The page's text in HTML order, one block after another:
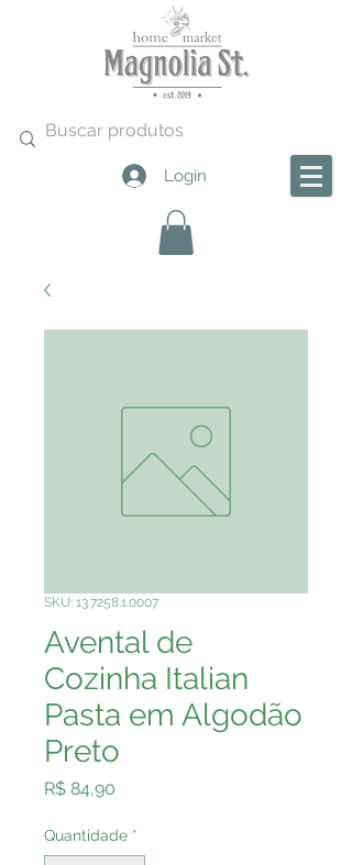
Login
SKU: 13.7258.1.0007
Avental de
Cozinha Italian
Pasta em Algodão
Preto
R$ 84,90
Quantidade *